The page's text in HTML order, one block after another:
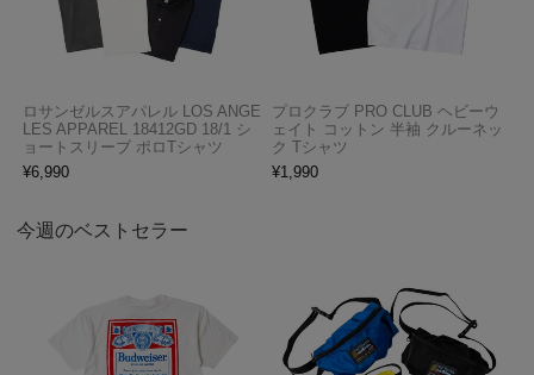
ロサンゼルスアパレル LOS ANGE
LES APPAREL 18412GD 18/1 シ
ョートスリーブ ポロTシャツ
¥6,990
プロクラブ PRO CLUB ヘビーウ
ェイト コットン 半袖 クルーネッ
ク Tシャツ
¥1,990
今週のベストセラー